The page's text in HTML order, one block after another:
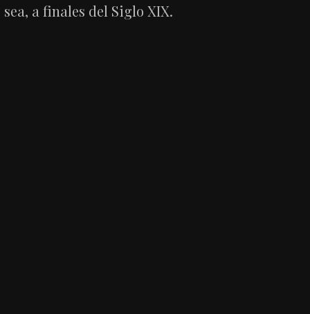
sea, a finales del Siglo XIX.